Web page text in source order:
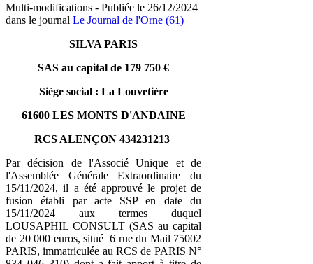
Multi-modifications - Publiée le 26/12/2024
dans le journal Le Journal de l'Orne (61)
SILVA PARIS
SAS au capital de 179 750 €
Siège social : La Louvetière
61600 LES MONTS D'ANDAINE
RCS ALENÇON 434231213
Par décision de l'Associé Unique et de
l'Assemblée Générale Extraordinaire du
15/11/2024, il a été approuvé le projet de
fusion établi par acte SSP en date du
15/11/2024 aux termes duquel
LOUSAPHIL CONSULT (SAS au capital
de 20 000 euros, situé 6 rue du Mail 75002
PARIS, immatriculée au RCS de PARIS N°